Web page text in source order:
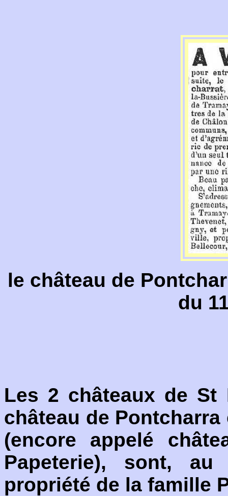
le château de
du
Les 2 châteaux de
château de
(encore appelé
Papeterie), sont,
propriété de la famille